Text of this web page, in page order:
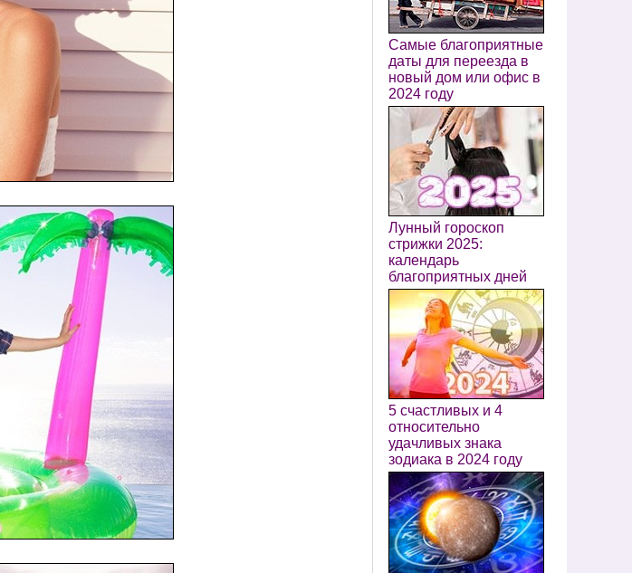
Самые благоприятные
даты для переезда в
новый дом или офис в
2024 году
Лунный гороскоп
стрижки 2025:
календарь
благоприятных дней
5 счастливых и 4
относительно
удачливых знака
зодиака в 2024 году